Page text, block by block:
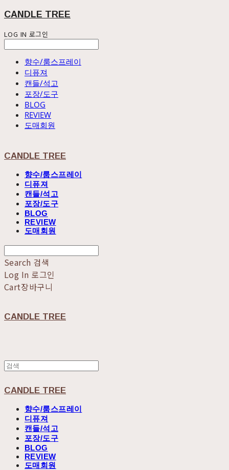
CANDLE TREE
LOG IN 로그인
향수/룸스프레이
디퓨져
캔들/석고
포장/도구
BLOG
REVIEW
도매회원
CANDLE TREE
향수/룸스프레이
디퓨져
캔들/석고
포장/도구
BLOG
REVIEW
도매회원
Search 검색
Log In 로그인
Cart장바구니
CANDLE TREE
CANDLE TREE
향수/룸스프레이
디퓨져
캔들/석고
포장/도구
BLOG
REVIEW
도매회원